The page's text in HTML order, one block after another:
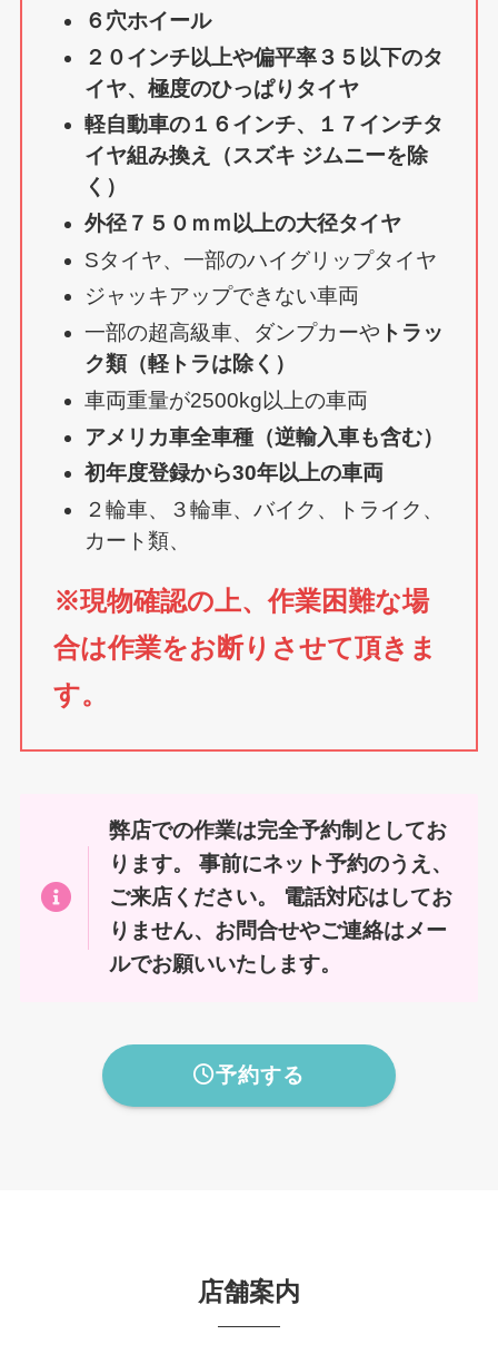
６穴ホイール
２０インチ以上や偏平率３５以下のタ
イヤ、極度のひっぱりタイヤ
軽自動車の１６インチ、１７インチタ
イヤ組み換え（スズキ ジムニーを除
く）
外径７５０ｍｍ以上の大径タイヤ
Sタイヤ、一部のハイグリップタイヤ
ジャッキアップできない車両
一部の超高級車、ダンプカーや トラッ
ク類（軽トラは除く）
車両重量が2500kg以上の車両
アメリカ車全車種（逆輸入車も含む）
初年度登録から30年以上の車両
２輪車、３輪車、バイク、トライク、
カート類、
※現物確認の上、作業困難な場
合は作業をお断りさせて頂きま
す。
弊店での作業は完全予約制としてお
ります。 事前にネット予約のうえ、
ご来店ください。 電話対応はしてお
りません、お問合せやご連絡はメー
ルでお願いいたします。
予約する
店舗案内